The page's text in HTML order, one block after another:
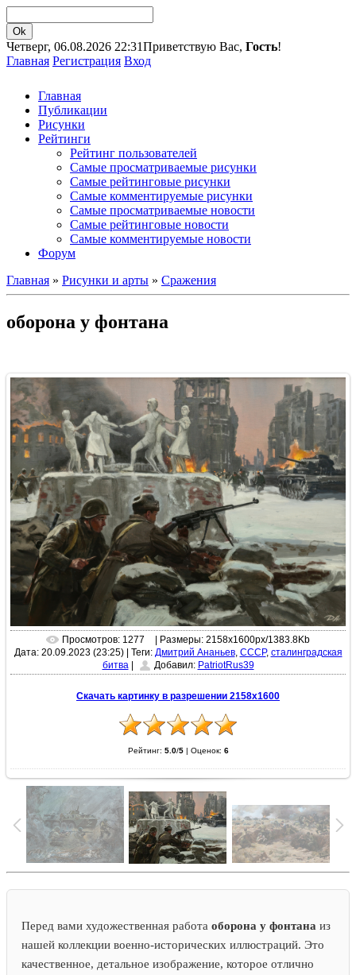
Четверг, 06.08.2026 22:31Приветствую Вас, Гость!
Главная Регистрация Вход
Главная
Публикации
Рисунки
Рейтинги
Рейтинг пользователей
Самые просматриваемые рисунки
Самые рейтинговые рисунки
Самые комментируемые рисунки
Самые просматриваемые новости
Самые рейтинговые новости
Самые комментируемые новости
Форум
Главная » Рисунки и арты » Сражения
оборона у фонтана
Просмотров: 1277
| Размеры: 2158x1600px/1383.8Kb
Дата: 20.09.2023 (23:25)| Теги: Дмитрий Ананьев, СССР, сталинградская
битва | Добавил: PatriotRus39
Скачать картинку в разрешении 2158x1600
Рейтинг: 5.0/5| Оценок: 6
Перед вами художественная работа оборона у фонтана из
нашей коллекции военно-исторических иллюстраций. Это
качественное, детальное изображение, которое отлично